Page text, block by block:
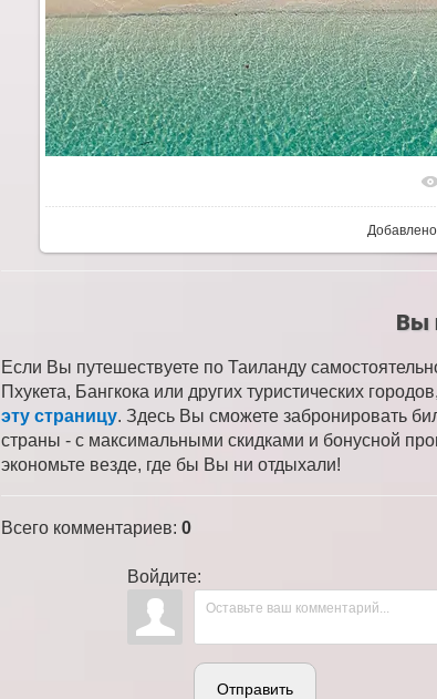
Добавлено
Вы
Если Вы путешествуете по Таиланду
Пхукета, Бангкока или других туристических
эту страницу. Здесь Вы сможете забронировать
страны - с максимальными скидками и бонусной
экономьте везде, где бы Вы ни отдыхали!
Всего комментариев: 0
Войдите:
Отправить